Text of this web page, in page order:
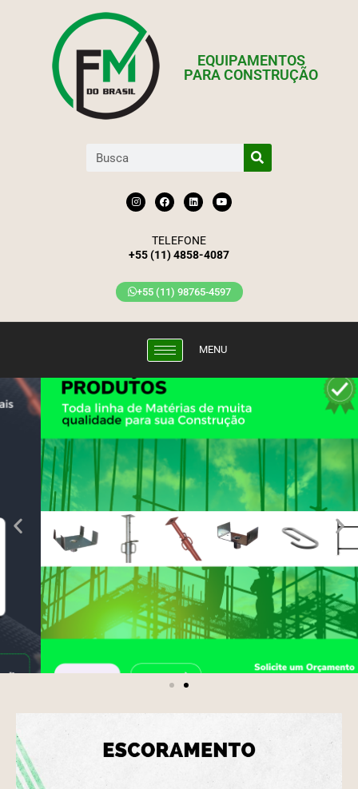
EQUIPAMENTOS
PARA CONSTRUÇÃO
TELEFONE
+55 (11) 4858-4087
+55 (11) 98765-4597
MENU